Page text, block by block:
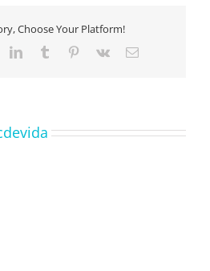
Choose Your Platform!
LinkedInTumblr Pinterest
Vk
Correo